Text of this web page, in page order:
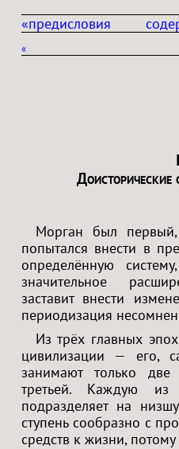
«предисловия
«
I
Доисторические
Морган был
попытался внести в
определённую
значительное
заставит внести
периодизация
Из трёх главных
цивилизации — его,
занимают только
третьей. Каждую
подразделяет на
ступень сообразно с
средств к жизни, потому